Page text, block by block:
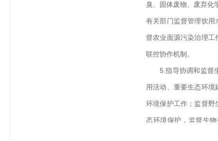
臭、固体废物、废弃化
有关部门监督管理饮用
督农业面源污染治理工
联控协作机制。
5.指导协调和监督
用活动、重要生态环
环境保护工作；监督野
态环境保护，监督生